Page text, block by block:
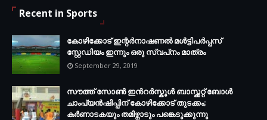
Recent in Sports
കോഴിക്കോട് ഇന്റര്‍നാഷണല്‍ മള്‍ട്ടിപര്‍പ്പസ്
സ്റ്റേഡിയം ഇന്നും ഒരു സ്വപ്‌നം മാത്രം
September 29, 2019
സൗത്ത് സോണ്‍ ഇന്‍റര്‍സ്കൂള്‍ ബാസ്ക്കറ്റ് ബോൾ
ചാംപ്യന്‍ഷിപ്പിന് കോഴിക്കോട് തുടക്കം;
കർണാടകയും തമിഴ്നാടും പങ്കെടുക്കുന്നു